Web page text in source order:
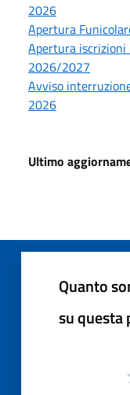
2026
Apertura
Apertura iscrizioni
2026/2027
Avviso
2026
Ultimo
Quanto
su questa